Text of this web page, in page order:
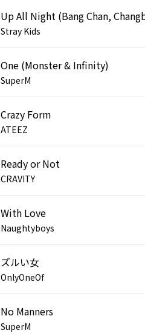
Stray Kids
One (Monster & Infinity)
SuperM
Crazy Form
ATEEZ
Ready or Not
CRAVITY
With Love
Naughtyboys
ズルい女
OnlyOneOf
No Manners
SuperM